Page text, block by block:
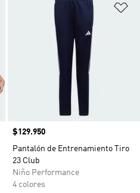
Añadir a la lista de deseos
Precio
$129.950
Pantalón de Entrenamiento Tiro
23 Club
Niño Performance
4 colores